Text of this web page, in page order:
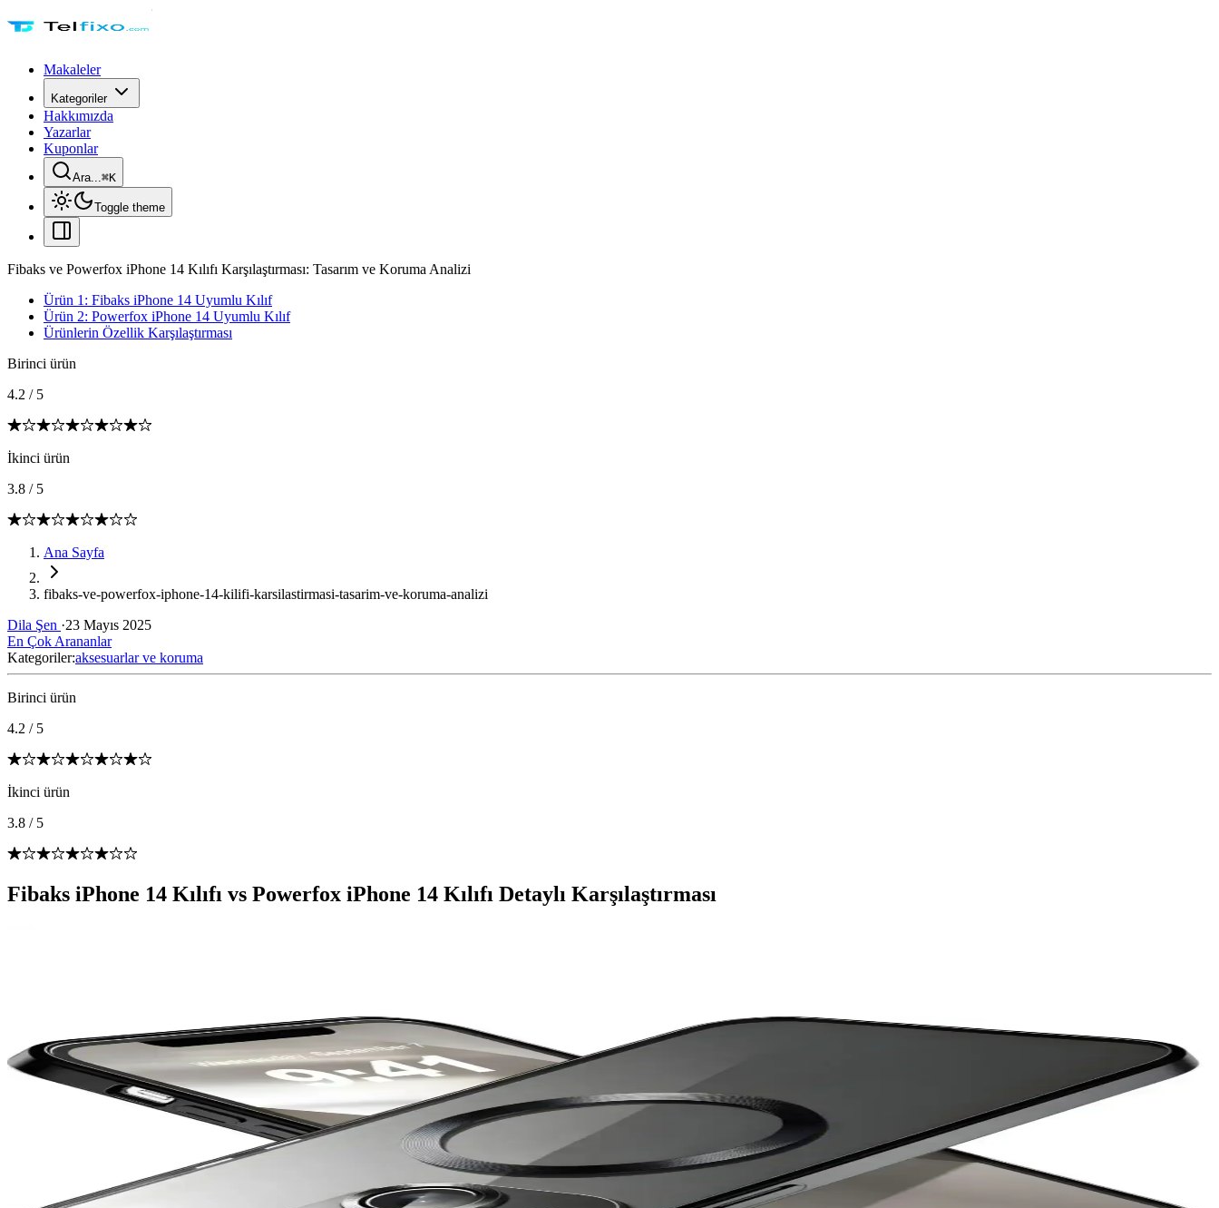
Makaleler
Kategoriler
Hakkımızda
Yazarlar
Kuponlar
Ara...⌘K
Toggle theme
Fibaks ve Powerfox iPhone 14 Kılıfı Karşılaştırması: Tasarım ve Koruma Analizi
Ürün 1: Fibaks iPhone 14 Uyumlu Kılıf
Ürün 2: Powerfox iPhone 14 Uyumlu Kılıf
Ürünlerin Özellik Karşılaştırması
Birinci ürün
4.2 / 5
İkinci ürün
3.8 / 5
Ana Sayfa
fibaks-ve-powerfox-iphone-14-kilifi-karsilastirmasi-tasarim-ve-koruma-analizi
Dila Şen ·23 Mayıs 2025
En Çok Arananlar
Kategoriler:aksesuarlar ve koruma
Birinci ürün
4.2 / 5
İkinci ürün
3.8 / 5
Fibaks iPhone 14 Kılıfı vs Powerfox iPhone 14 Kılıfı Detaylı Karşılaştırması